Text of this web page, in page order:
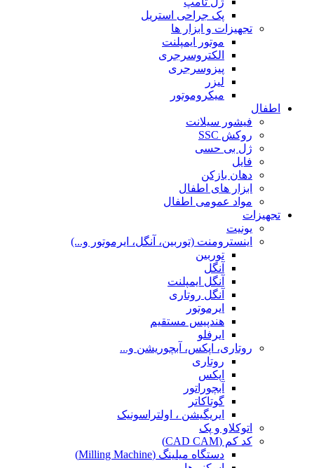
پک جراحی استریل
تجهیزات و ابزار ها
موتور ایمپلنت
الکتروسرجری
پیزوسرجری
لیزر
میکروموتور
اطفال
فیشور سیلانت
روکش SSC
ژل بی حسی
فایل
دهان بازکن
ابزار های اطفال
مواد عمومی اطفال
تجهیزات
یونیت
اینسترومنت (توربین، آنگل، ایرموتور و...)
توربین
آنگل
آنگل ایمپلنت
آنگل روتاری
ایرموتور
هندپیس مستقیم
ایرفلو
روتاری، اپکس، آبچوریشن و...
روتاری
اپکس
آبچوراتور
گوتاکاتر
ایریگیشن ، اولتراسونیک
اتوکلاو و پک
کد کم (CAD CAM)
دستگاه میلینگ (Milling Machine)